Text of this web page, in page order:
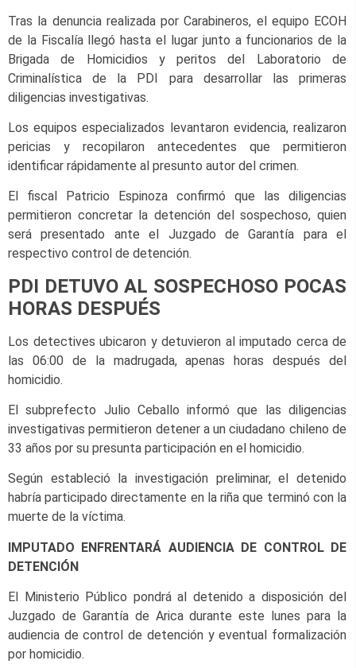
Tras la denuncia realizada por Carabineros, el equipo ECOH
de la Fiscalía llegó hasta el lugar junto a funcionarios de la
Brigada de Homicidios y peritos del Laboratorio de
Criminalística de la PDI para desarrollar las primeras
diligencias investigativas.
Los equipos especializados levantaron evidencia, realizaron
pericias y recopilaron antecedentes que permitieron
identificar rápidamente al presunto autor del crimen.
El fiscal Patricio Espinoza confirmó que las diligencias
permitieron concretar la detención del sospechoso, quien
será presentado ante el Juzgado de Garantía para el
respectivo control de detención.
PDI DETUVO AL SOSPECHOSO POCAS
HORAS DESPUÉS
Los detectives ubicaron y detuvieron al imputado cerca de
las 06:00 de la madrugada, apenas horas después del
homicidio.
El subprefecto Julio Ceballo informó que las diligencias
investigativas permitieron detener a un ciudadano chileno de
33 años por su presunta participación en el homicidio.
Según estableció la investigación preliminar, el detenido
habría participado directamente en la riña que terminó con la
muerte de la víctima.
IMPUTADO ENFRENTARÁ AUDIENCIA DE CONTROL DE
DETENCIÓN
El Ministerio Público pondrá al detenido a disposición del
Juzgado de Garantía de Arica durante este lunes para la
audiencia de control de detención y eventual formalización
por homicidio.